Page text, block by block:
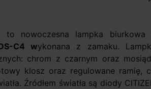
to nowoczesna lampka biurkowa
C4 wykonana z zamaku.
chrom z czarnym oraz
klosz oraz regulowane ramię,
Źródłem światła są diody